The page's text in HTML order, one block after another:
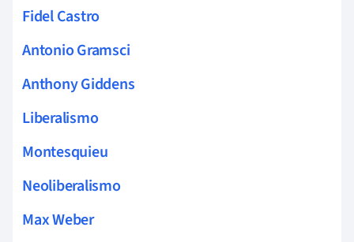
Fidel Castro
Antonio Gramsci
Anthony Giddens
Liberalismo
Montesquieu
Neoliberalismo
Max Weber